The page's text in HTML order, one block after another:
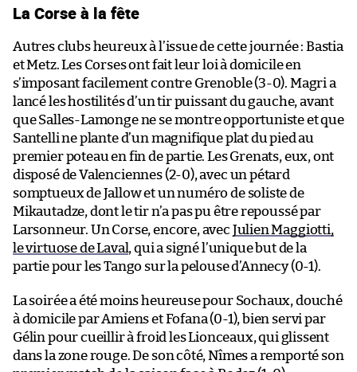
La Corse à la fête
Autres clubs heureux à l’issue de cette journée : Bastia
et Metz. Les Corses ont fait leur loi à domicile en
s’imposant facilement contre Grenoble (3-0). Magri a
lancé les hostilités d’un tir puissant du gauche, avant
que Salles-Lamonge ne se montre opportuniste et que
Santelli ne plante d’un magnifique plat du pied au
premier poteau en fin de partie. Les Grenats, eux, ont
disposé de Valenciennes (2-0), avec un pétard
somptueux de Jallow et un numéro de soliste de
Mikautadze, dont le tir n’a pas pu être repoussé par
Larsonneur. Un Corse, encore, avec Julien Maggiotti,
le virtuose de Laval, qui a signé l’unique but de la
partie pour les Tango sur la pelouse d’Annecy (0-1).
La soirée a été moins heureuse pour Sochaux, douché
à domicile par Amiens et Fofana (0-1), bien servi par
Gélin pour cueillir à froid les Lionceaux, qui glissent
dans la zone rouge. De son côté, Nîmes a remporté son